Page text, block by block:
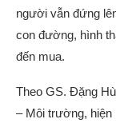
người vẫn đứng
con đường, hình
đến mua.
Theo GS. Đặng
– Môi trường, hiện